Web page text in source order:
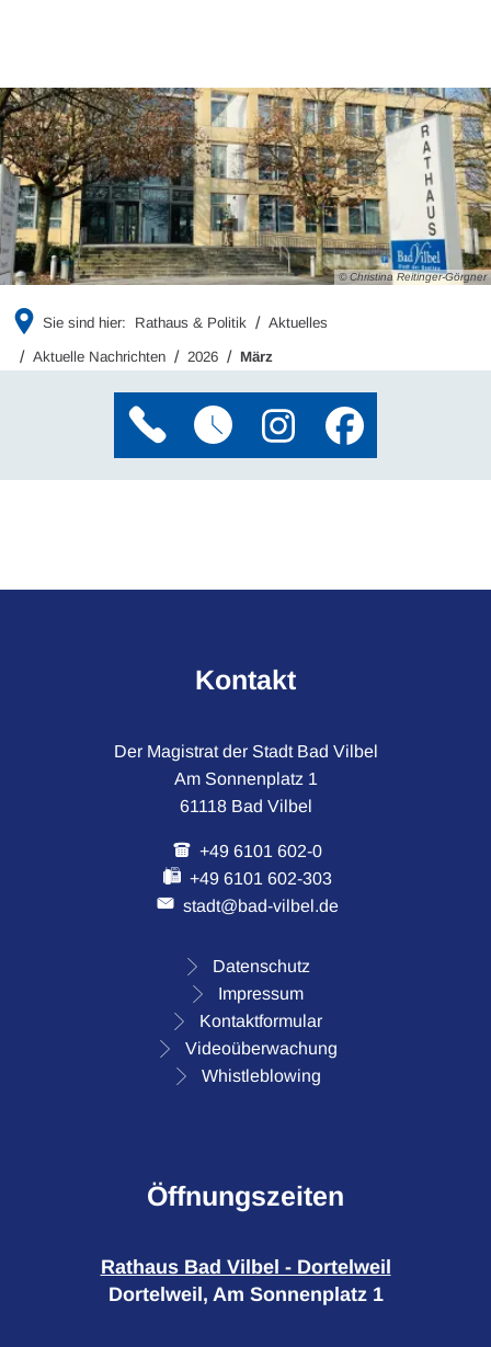
© Christina Reitinger-Görgner
Sie sind hier: Rathaus & Politik Aktuelles
Aktuelle Nachrichten 2026 März
Kontakt
Der Magistrat der Stadt Bad Vilbel
Am Sonnenplatz 1
61118 Bad Vilbel
+49 6101 602-0
+49 6101 602-303
stadt@bad-vilbel.de
Datenschutz
Impressum
Kontaktformular
Videoüberwachung
Whistleblowing
Öffnungszeiten
Rathaus Bad Vilbel - Dortelweil
Dortelweil, Am Sonnenplatz 1